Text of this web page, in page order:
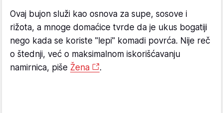
Ovaj bujon služi kao osnova za supe, sosove i
rižota, a mnoge domaćice tvrde da je ukus bogatiji
nego kada se koriste "lepi" komadi povrća. Nije reč
o štednji, već o maksimalnom iskorišćavanju
namirnica, piše Žena .